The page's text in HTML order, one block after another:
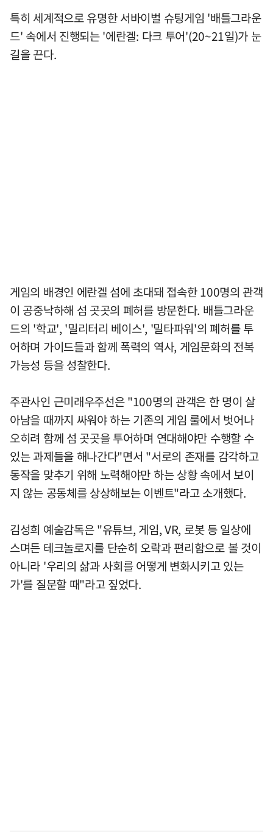
특히 세계적으로 유명한 서바이벌 슈팅게임 '배틀그라운
드' 속에서 진행되는 '에란겔: 다크 투어'(20~21일)가 눈
길을 끈다.
게임의 배경인 에란겔 섬에 초대돼 접속한 100명의 관객
이 공중낙하해 섬 곳곳의 폐허를 방문한다. 배틀그라운
드의 '학교', '밀리터리 베이스', '밀타파워'의 폐허를 투
어하며 가이드들과 함께 폭력의 역사, 게임문화의 전복
가능성 등을 성찰한다.
주관사인 근미래우주선은 "100명의 관객은 한 명이 살
아남을 때까지 싸워야 하는 기존의 게임 룰에서 벗어나
오히려 함께 섬 곳곳을 투어하며 연대해야만 수행할 수
있는 과제들을 해나간다"면서 "서로의 존재를 감각하고
동작을 맞추기 위해 노력해야만 하는 상황 속에서 보이
지 않는 공동체를 상상해보는 이벤트"라고 소개했다.
김성희 예술감독은 "유튜브, 게임, VR, 로봇 등 일상에
스며든 테크놀로지를 단순히 오락과 편리함으로 볼 것이
아니라 '우리의 삶과 사회를 어떻게 변화시키고 있는
가'를 질문할 때"라고 짚었다.